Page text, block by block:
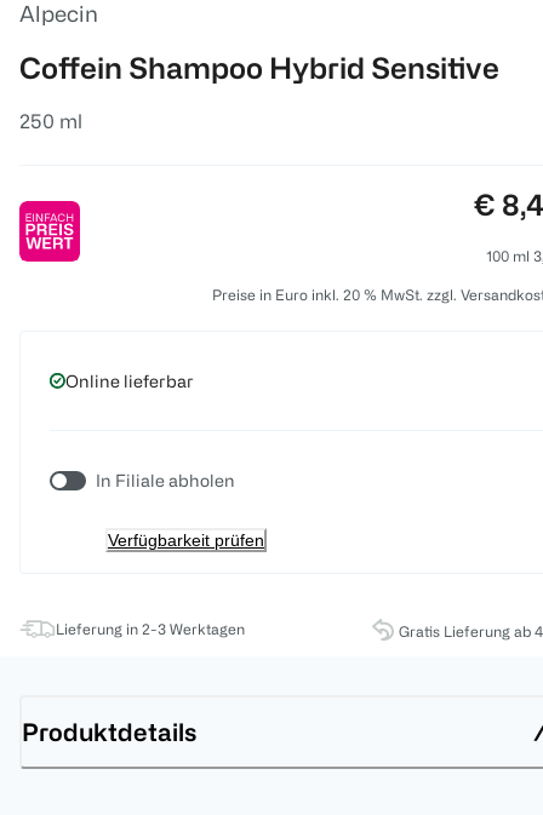
Alpecin
Coffein Shampoo Hybrid Sensitive
250 ml
€
100 ml
Preise in Euro inkl. 20 % MwSt. zzgl.
Online lieferbar
In Filiale abholen
Verfügbarkeit prüfen
Lieferung in 2-3 Werktagen Gratis Lieferung ab
Produktdetails